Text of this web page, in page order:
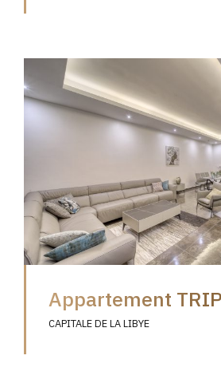
Appartement
CAPITALE DE LA LIBYE